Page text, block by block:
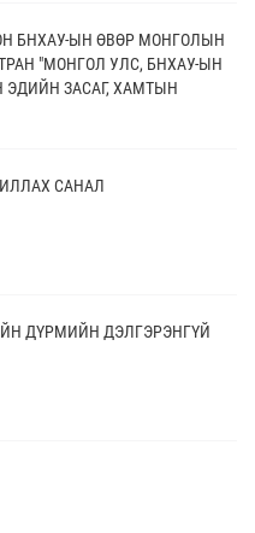
ХОТЫН БИЗНЕС АЯЛАЛ
БНХАУ-ЫН ӨВӨР МОНГОЛЫН
"МОНГОЛ УЛС, БНХАУ-ЫН
ЭДИЙН ЗАСАГ, ХАМТЫН
УУЛЗАЛТ"-ЫГ ЗОХИОН
САНАЛ
ДҮРМИЙН ДЭЛГЭРЭНГҮЙ